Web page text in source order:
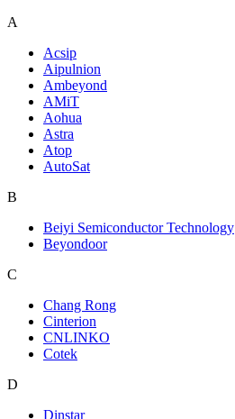
A
Acsip
Aipulnion
Ambeyond
AMiT
Aohua
Astra
Atop
AutoSat
B
Beiyi Semiconductor Technology
Beyondoor
C
Chang Rong
Cinterion
CNLINKO
Cotek
D
Dinstar